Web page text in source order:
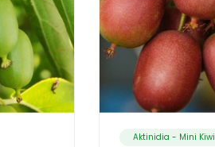
Aktinidia - Mini Kiwi